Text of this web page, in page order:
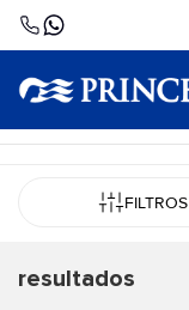
FILTROS
resultados